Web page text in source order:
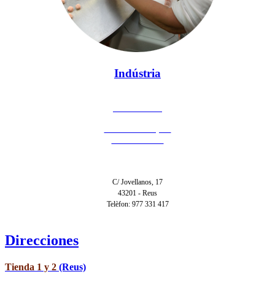
Indústria
C/ Jovellanos, 17
43201 - Reus
Telèfon: 977 331 417
Direcciones
Tienda 1 y 2 (Reus)